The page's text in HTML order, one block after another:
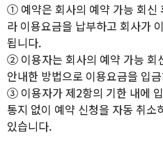
① 예약은 회사의 예약 가능 회신
라 이용요금을 납부하고 회사가
됩니다.
② 이용자는 회사의 예약 가능 회
안내한 방법으로 이용요금을 입
③ 이용자가 제2항의 기한 내에
통지 없이 예약 신청을 자동 취소
있습니다.